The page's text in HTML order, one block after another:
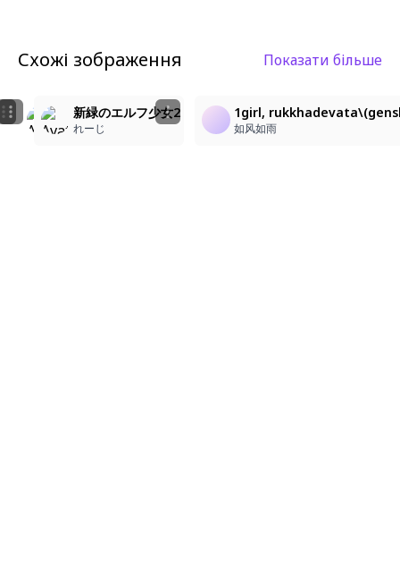
Схожі зображення Показати більше
elf🌿
Leo
新緑のエルフ少女1
れーじ
新緑のエルフ少女2
れーじ
1girl,
如风如雨